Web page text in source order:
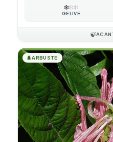
❄️❄️❄️
GÉLIVE
🍃
🌲ARBUSTE